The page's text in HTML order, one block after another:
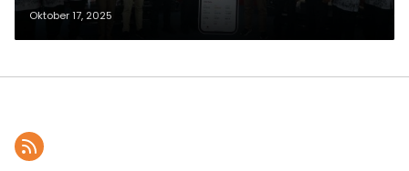
Oktober 17, 2025